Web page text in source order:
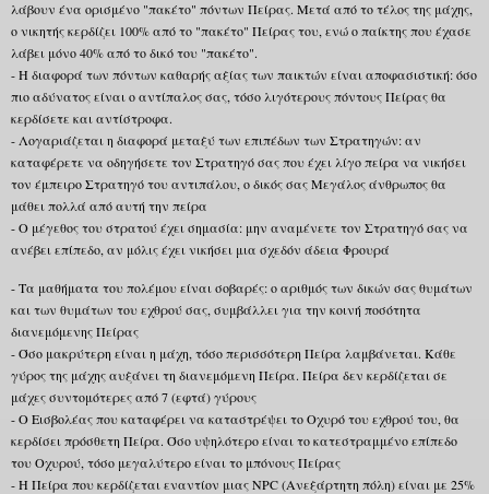
λάβουν ένα ορισμένο "πακέτο" πόντων Πείρας. Μετά από το τέλος της μάχης,
ο νικητής κερδίζει 100% από το "πακέτο" Πείρας του, ενώ ο παίκτης που έχασε
λάβει μόνο 40% από το δικό του "πακέτο".
- Η διαφορά των πόντων καθαρής αξίας των παικτών είναι αποφασιστική: όσο
πιο αδύνατος είναι ο αντίπαλος σας, τόσο λιγότερους πόντους Πείρας θα
κερδίσετε και αντίστροφα.
- Λογαριάζεται η διαφορά μεταξύ των επιπέδων των Στρατηγών: αν
καταφέρετε να οδηγήσετε τον Στρατηγό σας που έχει λίγο πείρα να νικήσει
τον έμπειρο Στρατηγό του αντιπάλου, ο δικός σας Μεγάλος άνθρωπος θα
μάθει πολλά από αυτή την πείρα
- Ο μέγεθος του στρατού έχει σημασία: μην αναμένετε τον Στρατηγό σας να
ανέβει επίπεδο, αν μόλις έχει νικήσει μια σχεδόν άδεια Φρουρά
- Τα μαθήματα του πολέμου είναι σοβαρές: ο αριθμός των δικών σας θυμάτων
και των θυμάτων του εχθρού σας, συμβάλλει για την κοινή ποσότητα
διανεμόμενης Πείρας
- Όσο μακρύτερη είναι η μάχη, τόσο περισσότερη Πείρα λαμβάνεται. Κάθε
γύρος της μάχης αυξάνει τη διανεμόμενη Πείρα. Πείρα δεν κερδίζεται σε
μάχες συντομότερες από 7 (εφτά) γύρους
- Ο Εισβολέας που καταφέρει να καταστρέψει το Οχυρό του εχθρού του, θα
κερδίσει πρόσθετη Πείρα. Όσο υψηλότερο είναι το κατεστραμμένο επίπεδο
του Οχυρού, τόσο μεγαλύτερο είναι το μπόνους Πείρας
- Η Πείρα που κερδίζεται εναντίον μιας NPC (Ανεξάρτητη πόλη) είναι με 25%